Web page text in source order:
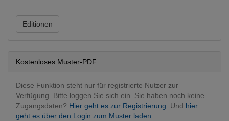
Zahnheilkunde
Editionen
Kostenloses Muster-PDF
Diese Funktion steht nur für registrierte Nutzer zur
Verfügung. Bitte loggen Sie sich ein. Sie haben noch keine
Zugangsdaten? Hier geht es zur Registrierung. Und hier
geht es über den Login zum Muster laden.